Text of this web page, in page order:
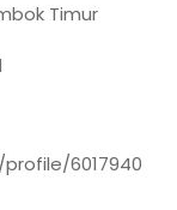
Timur
6017940